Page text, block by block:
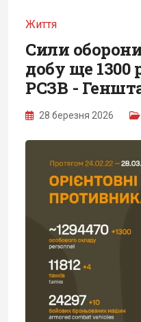
Життя
Сили
добу ще 1300
РСЗВ -
28 березня 2026